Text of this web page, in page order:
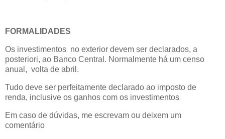
FORMALIDADES
Os investimentos no exterior devem ser declarados, a
posteriori, ao Banco Central. Normalmente há um censo
anual, volta de abril.
Tudo deve ser perfeitamente declarado ao imposto de
renda, inclusive os ganhos com os investimentos
Em caso de dúvidas, me escrevam ou deixem um
comentário